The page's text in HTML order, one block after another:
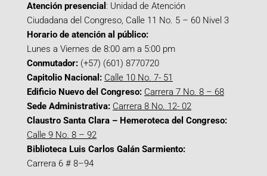
Atención presencial : Unidad de Atención
Ciudadana del Congreso, Calle 11 No. 5 – 60 Nivel 3
Horario de atención al público:
Lunes a Viernes de 8:00 am a 5:00 pm
Conmutador: (+57) (601) 8770720
Capitolio Nacional: Calle 10 No. 7- 51
Edificio Nuevo del Congreso: Carrera 7 No. 8 – 68
Sede Administrativa: Carrera 8 No. 12- 02
Claustro Santa Clara – Hemeroteca del Congreso:
Calle 9 No. 8 – 92
Biblioteca Luis Carlos Galán Sarmiento:
Carrera 6 # 8–94